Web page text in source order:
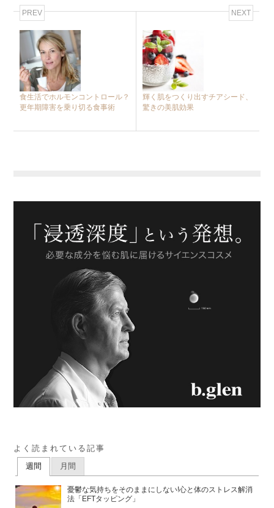
PREV
食生活でホルモンコントロール？
更年期障害を乗り切る食事術
NEXT
輝く肌をつくり出すチアシード、
驚きの美肌効果
よく読まれている記事
週間 月間
憂鬱な気持ちをそのままにしない!心と体のストレス解消
法「EFTタッピング」